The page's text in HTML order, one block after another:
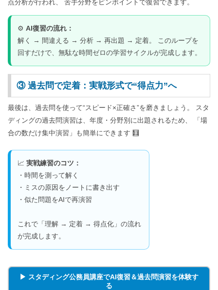
点分析が行われ、 苦手分野をピンポイントで復習できます。
⚙️ AI復習の流れ：
解く → 間違える → 分析 → 再出題 → 定着。 このループを
回すだけで、無駄な時間ゼロの学習サイクルが完成します。
③ 過去問で定着：実戦形式で“得点力”へ
最後は、過去問を使って“スピード×正確さ”を磨きましょう。 スタ
ディングの過去問演習は、年度・分野別に出題されるため、 「場
合の数だけ集中演習」も簡単にできます 🧮
📈 実戦練習のコツ：
・時間を測って解く
・ミスの原因をノートに書き出す
・似た問題をAIで再演習
これで「理解 → 定着 → 得点化」の流れ
が完成します。
▶ スタディング公務員講座でAI復習＆過去問演習を体験す
る